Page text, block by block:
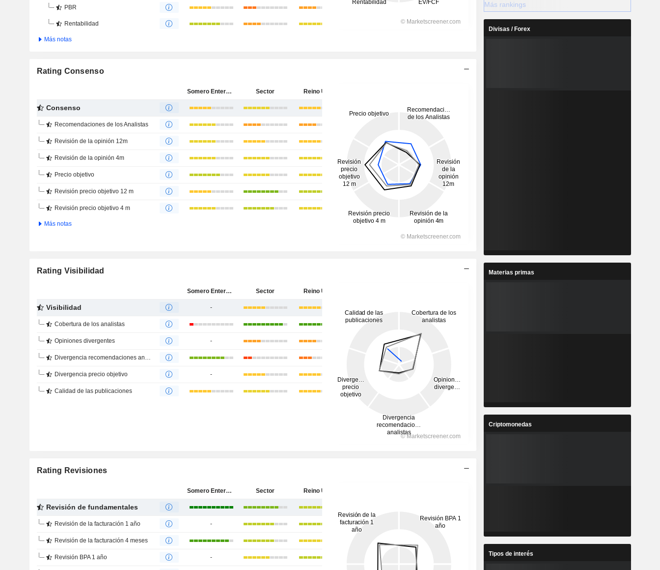
PBR
Rentabilidad
Más notas
Rating Consenso
Somero Enterprises, Inc. Sector Reino Unido
Consenso
Recomendaciones de los Analistas
Revisión de la opinión 12m
Revisión de la opinión 4m
Precio objetivo
Revisión precio objetivo 12 m
Revisión precio objetivo 4 m
Más notas
Rating Visibilidad
Somero Enterprises, Inc. Sector Reino Unido
Visibilidad -
Cobertura de los analistas
Opiniones divergentes -
Divergencia recomendaciones analistas
Divergencia precio objetivo -
Calidad de las publicaciones
Rating Revisiones
Somero Enterprises, Inc. Sector Reino Unido
Revisión de fundamentales
Revisión de la facturación 1 año -
Revisión de la facturación 4 meses
Revisión BPA 1 año -
Más rankings
Divisas / Forex
Materias primas
Criptomonedas
Tipos de interés